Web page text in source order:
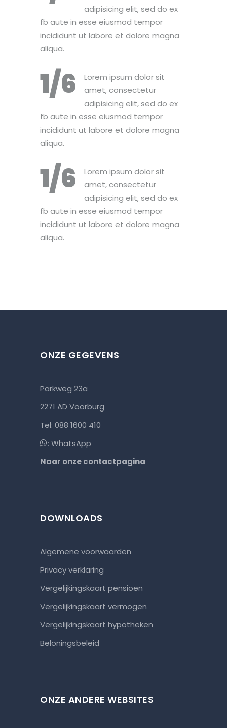
adipisicing elit, sed do ex
fb aute in esse eiusmod tempor
incididunt ut labore et dolore magna
aliqua.
1/6
Lorem ipsum dolor sit
amet, consectetur
adipisicing elit, sed do ex
fb aute in esse eiusmod tempor
incididunt ut labore et dolore magna
aliqua.
1/6
Lorem ipsum dolor sit
amet, consectetur
adipisicing elit, sed do ex
fb aute in esse eiusmod tempor
incididunt ut labore et dolore magna
aliqua.
ONZE GEGEVENS
Parkweg 23a
2271 AD Voorburg
Tel: 088 1600 410
: WhatsApp
Naar onze contactpagina
DOWNLOADS
Algemene voorwaarden
Privacy verklaring
Vergelijkingskaart pensioen
Vergelijkingskaart vermogen
Vergelijkingskaart hypotheken
Beloningsbeleid
ONZE ANDERE WEBSITES